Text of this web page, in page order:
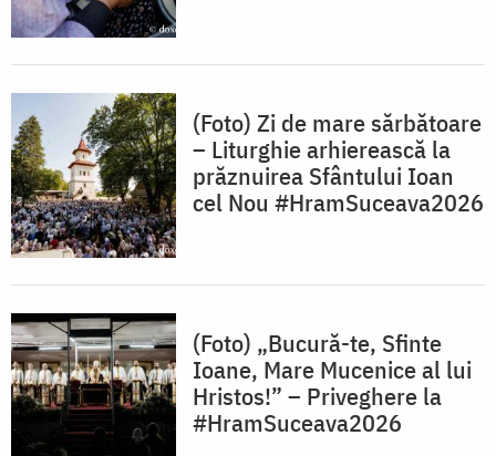
(Foto) Zi de mare sărbătoare
– Liturghie arhierească la
prăznuirea Sfântului Ioan
cel Nou #HramSuceava2026
(Foto) „Bucură-te, Sfinte
Ioane, Mare Mucenice al lui
Hristos!” – Priveghere la
#HramSuceava2026